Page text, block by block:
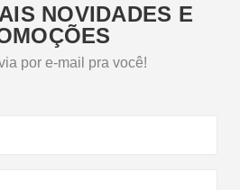
NOVIDADES E
por e-mail pra você!